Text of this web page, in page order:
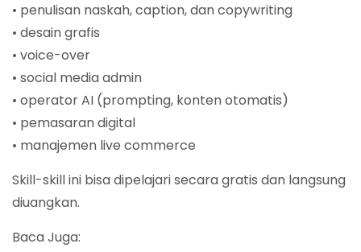
• penulisan naskah, caption, dan copywriting
• desain grafis
• voice-over
• social media admin
• operator AI (prompting, konten otomatis)
• pemasaran digital
• manajemen live commerce
Skill-skill ini bisa dipelajari secara gratis dan langsung
diuangkan.
Baca Juga: